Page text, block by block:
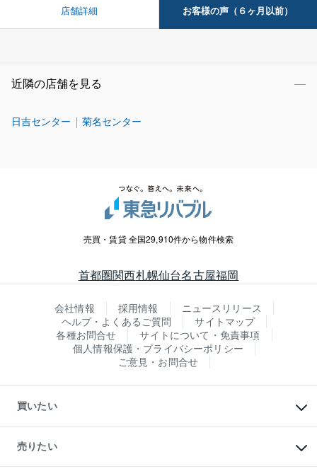
店舗詳細 お客様の声（６ヶ月以前）
近隣の店舗を見る
日吉センター 菊名センター
売買・賃貸 全国29,910件から物件検索
首都圏関西札幌仙台名古屋福岡
会社情報 採用情報
ニュースリリース
ヘルプ・よくあるご質問
サイトマップ
各種お問合せ
サイトについて・免責事項
個人情報保護・プライバシーポリシー
ご意見・お問合せ
買いたい
新築・分譲マンションの購入
中古マンションの購入
一戸建ての購入
売りたい